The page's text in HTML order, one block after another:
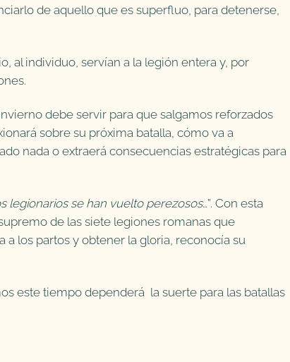
de aquello que es superfluo, para detenerse,
al individuo, servían a la legión entera y, por
debe servir para que salgamos reforzados
sobre su próxima batalla, cómo va a
nada o extraerá consecuencias estratégicas para
legionarios se han vuelto perezosos…”. Con esta
de las siete legiones romanas que
los partos y obtener la gloria, reconocía su
este tiempo dependerá la suerte para las batallas